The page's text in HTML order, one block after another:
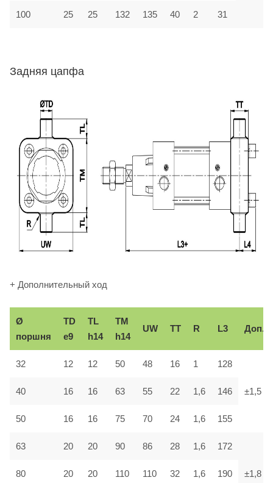
100 25 25 132 135 40 2 31
Задняя цапфа
+ Дополнительный ход
Ø
поршня
TD
e9
TL
h14
TM
h14
UW TT R L3 Доп.
32 12 12 50 48 16 1 128
±1,5
40 16 16 63 55 22 1,6 146
50 16 16 75 70 24 1,6 155
63 20 20 90 86 28 1,6 172
±1,8
80 20 20 110 110 32 1,6 190